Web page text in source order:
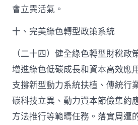
會立異活氣。
十、完美綠色轉型政策系統
（二十四）健全綠色轉型財稅政
增進綠色低碳成長和資本高效應
支撐新型動力系統扶植、傳統行
碳科技立異、動力資本節儉集約
方法推行等範疇任務。落實周遭